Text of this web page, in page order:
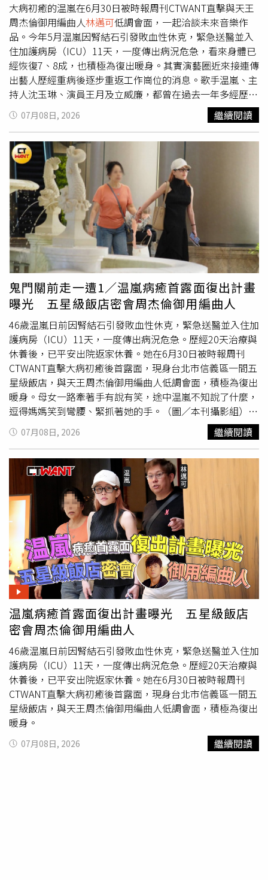
大病初癒的温嵐在6月30日被時報周刊CTWANT直擊與天王
周杰倫御用編曲人林邁可低調會面，一起洽談未來音樂作
品。今年5月温嵐因腎結石引發敗血性休克，緊急送醫並入
住加護病房（ICU）11天，一度傳出病況危急，看來身體已
經恢復7、8成，也積極為復出暖身。其實演藝圈近來接連傳
出藝人歷經重病後逐步重返工作崗位的消息。歌手温嵐、主
持人沈玉琳、演員王月及立威廉，都曾在過去一年多經歷生
死關卡，如今有人積極復工、有人持續休養，也有人仍持續
接受治療，健康狀況備受外界關注。演藝圈「荒謬大師」沈
玉琳去年7月因身體不適緊急住院，後續確診罹患白血病。
（圖／侯世駿攝）演藝圈「荒謬大師」沈玉琳去年7月因身
體不適緊急住院，後續確診罹患白血病（俗稱血癌），從三
軍總醫院轉往台大醫院接受進一步醫療照護。之後沈玉琳透
過社群平台親自證實被診斷出「白血球異常增生的白血
病」，。歷經長時間治療與休養後，今年3月他出席公視台
語台新節目《黑白威廉Fighting》開播記者會，正式宣告復
工，日前已滿血回歸，重回《11點熱吵店》等節目主持崗
位。演員王月去年11月在家昏倒，經歷2次頭部手術，至今
年5月身體恢復健康。（圖／翻攝自王月FB）演員王月去年
11月在家昏倒，經歷2次頭部手術。當時，王月緊急送醫，
進行開顱手術取出血塊後，在加護病房昏迷5天，病情一度
危急，醫生也查不出原因，還好現在逐漸康復，沒有大礙。
今年5月身體恢復健康的王月，出席舞台劇慶功宴，現場一
一擁抱好朋友，更忍不住激動情緒，她形容好像人生被按下
暫停鍵，如今獲得重生。鬼門關前走一遭，休養半年她也暫
時不考慮回歸工作，希望先靜養身體珍惜當下。立威廉驚傳
罹癌，去年9月住院開刀切除腫瘤。（圖／經紀人提供）49
歲立威廉去年8月確診甲狀腺癌2期，先後經歷2次手術。第
1次手術歷時5個小時，原以為熬過難關，卻得知癌細胞已擴
散至淋巴，必須再次接受手術。雖然目前病情已受控制，但
必須進行後續長達5年的追蹤期，他也透露近期肺部意外照
出結節。先前治療期間，他提起筆寫下長達4頁的遺書，詳
細安排財產並為摯愛的家人做好準備，透露自己唯一捨不得
的，是無法陪伴女兒長大。
07月08日, 2026 繼續閱讀
鬼門關前走一遭1／温嵐病癒首露面復出計畫
曝光 五星級飯店密會周杰倫御用編曲人
46歲温嵐日前因腎結石引發敗血性休克，緊急送醫並入住加
護病房（ICU）11天，一度傳出病況危急。歷經20天治療與
休養後，已平安出院返家休養。她在6月30日被時報周刊
CTWANT直擊大病初癒後首露面，現身台北市信義區一間五
星級飯店，與天王周杰倫御用編曲人低調會面，積極為復出
暖身。母女一路牽著手有說有笑，途中温嵐不知說了什麼，
逗得媽媽笑到彎腰、緊抓著她的手。（圖／本刊攝影組）6
月30日中午，身著一身黑色無袖連身長裙、戴著白色帽子及
黑框眼鏡的温嵐，在母親陪同下現身飯店大廳。温嵐臉上僅
畫著淡妝，整體氣色看來不錯，但仍略顯虛弱。母女一路牽
著手有說有笑，途中温嵐疑似說了有趣的內容，隨即逗得媽
媽笑到彎腰、緊抓著她的手，互動相當溫馨。温嵐、温媽母
女倆與前「鐵竹堂」成員、知名音樂人林邁可
（圖／本刊攝影組）隨後，温嵐、温媽母女倆前往飯店一樓
餐廳，與前「鐵竹堂」成員、知名音樂人林邁可
温嵐跟林邁可兩人可是淵源深厚，早在2001年發行的專輯
中，當時〈動心〉這首歌 就是他們兩個一起合唱的；2003
年兩人也曾合作R&B情歌〈能不能〉。此外，林邁可也是周
杰倫長年合作的御用編曲人，曾參與〈愛在西元前〉、〈夜
曲〉等多首經典作品編曲，累計合作歌曲多達45首。不久
後，温嵐經紀人也加入聚會，四人共聊約兩個小時。（圖／
本刊攝影組）温嵐全程都滿臉笑意，看來相談甚歡。（圖／
約兩個小時。席間僅簡單點用飲料，過程中多半由林邁可分
享想法，温嵐與經紀人則專心聆聽，現場氣氛看來輕鬆且專
注。直到下午將近3點，一行人才結束聚會。直到下午將近3
點，一行人才結束聚會，一邊聊天一邊走向停車場。（圖／
本刊攝影組）經紀人負責結帳後，眾人一邊聊天一邊走向電
梯，從談話內容可聽出，主要圍繞音樂創作與唱片規劃等話
題，推測雙方正討論新作品或未來合作方向，象徵温嵐在歷
經生死關頭後，已開始逐步規劃重返歌壇。離開前，林邁可
07月08日, 2026 繼續閱讀
温嵐病癒首露面復出計畫曝光 五星級飯店
密會周杰倫御用編曲人
46歲温嵐日前因腎結石引發敗血性休克，緊急送醫並入住加
護病房（ICU）11天，一度傳出病況危急。歷經20天治療與
休養後，已平安出院返家休養。她在6月30日被時報周刊
CTWANT直擊大病初癒後首露面，現身台北市信義區一間五
星級飯店，與天王周杰倫御用編曲人低調會面，積極為復出
暖身。
07月08日, 2026 繼續閱讀